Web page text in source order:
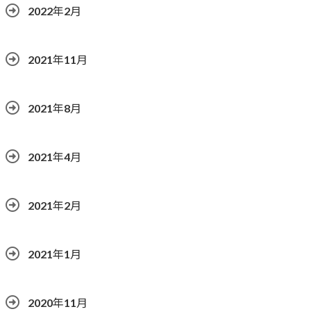
2022年2月
2021年11月
2021年8月
2021年4月
2021年2月
2021年1月
2020年11月